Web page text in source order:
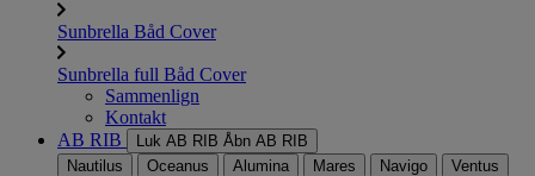
Sunbrella Båd Cover
Sunbrella full Båd Cover
Sammenlign
Kontakt
AB RIB
Luk AB RIB Åbn AB RIB
Nautilus
Oceanus Alumina Mares Navigo
Ventus